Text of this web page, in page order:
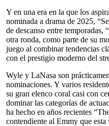
Y en una era en la que los
nominada a drama de 2025,
de descanso entre temporadas,
otra ronda, como parte de su
juego al combinar tendencias
con el prestigio moderno del
Wyle y LaNasa son
nominaciones. Y varios
su gran elenco coral casi con
dominar las categorías de
ha hecho en años recientes
contendiente al Emmy que esta